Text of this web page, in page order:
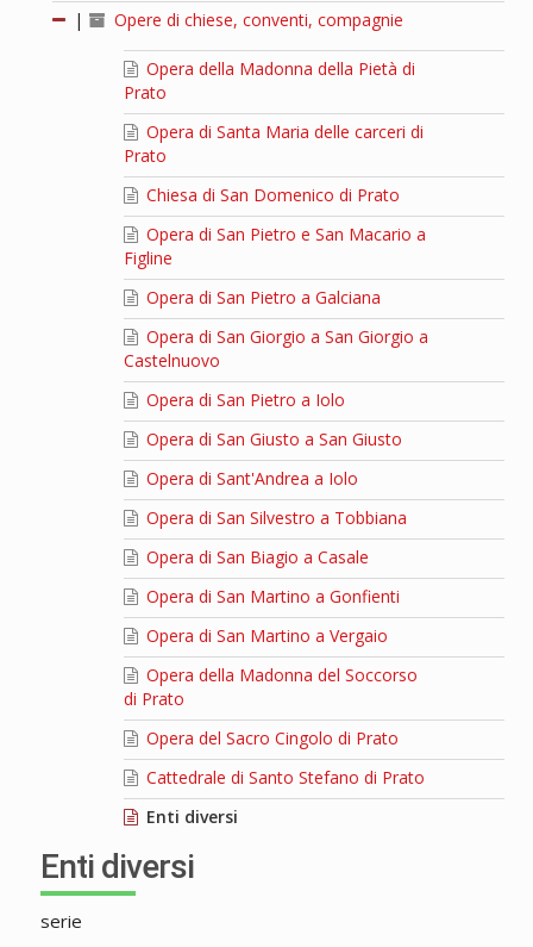
| Opere di chiese, conventi, compagnie
Opera della Madonna della Pietà di
Prato
Opera di Santa Maria delle carceri di
Prato
Chiesa di San Domenico di Prato
Opera di San Pietro e San Macario a
Figline
Opera di San Pietro a Galciana
Opera di San Giorgio a San Giorgio a
Castelnuovo
Opera di San Pietro a Iolo
Opera di San Giusto a San Giusto
Opera di Sant'Andrea a Iolo
Opera di San Silvestro a Tobbiana
Opera di San Biagio a Casale
Opera di San Martino a Gonfienti
Opera di San Martino a Vergaio
Opera della Madonna del Soccorso
di Prato
Opera del Sacro Cingolo di Prato
Cattedrale di Santo Stefano di Prato
Enti diversi
Enti diversi
serie